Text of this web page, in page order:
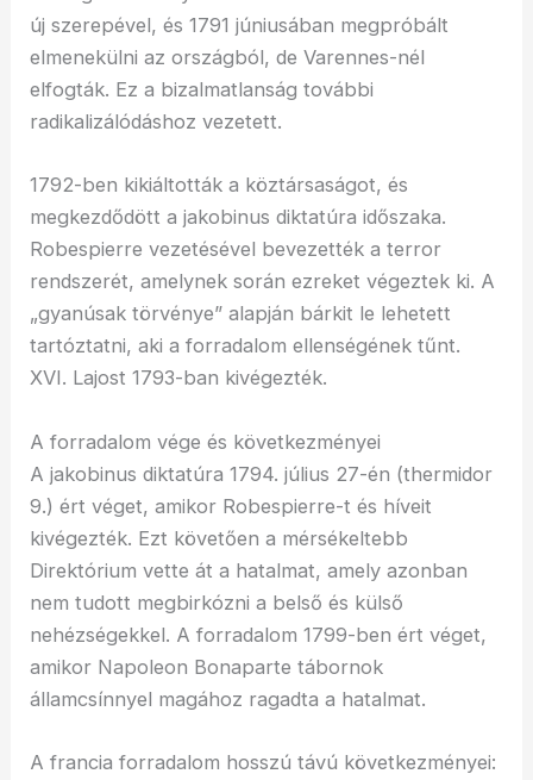
új szerepével, és 1791 júniusában megpróbált
elmenekülni az országból, de Varennes-nél
elfogták. Ez a bizalmatlanság további
radikalizálódáshoz vezetett.
1792-ben kikiáltották a köztársaságot, és
megkezdődött a jakobinus diktatúra időszaka.
Robespierre vezetésével bevezették a terror
rendszerét, amelynek során ezreket végeztek ki. A
„gyanúsak törvénye” alapján bárkit le lehetett
tartóztatni, aki a forradalom ellenségének tűnt.
XVI. Lajost 1793-ban kivégezték.
A forradalom vége és következményei
A jakobinus diktatúra 1794. július 27-én (thermidor
9.) ért véget, amikor Robespierre-t és híveit
kivégezték. Ezt követően a mérsékeltebb
Direktórium vette át a hatalmat, amely azonban
nem tudott megbirkózni a belső és külső
nehézségekkel. A forradalom 1799-ben ért véget,
amikor Napoleon Bonaparte tábornok
államcsínnyel magához ragadta a hatalmat.
A francia forradalom hosszú távú következményei: